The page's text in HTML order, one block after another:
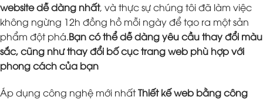
website dễ dàng nhất, và thực sự chúng tôi đã làm việc
không ngừng 12h đồng hồ mỗi ngày để tạo ra một sản
phẩm đột phá.Bạn có thể dễ dàng yêu cầu thay đổi màu
sắc, cũng như thay đổi bố cục trang web phù hợp với
phong cách của bạn
Áp dụng công nghệ mới nhấtThiết kế web bằng công